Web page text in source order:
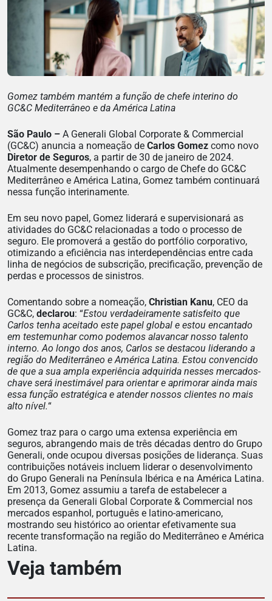
Gomez também mantém a função de chefe interino do
GC&C Mediterrâneo e da América Latina
São Paulo – A Generali Global Corporate & Commercial
(GC&C) anuncia a nomeação de Carlos Gomez como novo
Diretor de Seguros, a partir de 30 de janeiro de 2024.
Atualmente desempenhando o cargo de Chefe do GC&C
Mediterrâneo e América Latina, Gomez também continuará
nessa função interinamente.
Em seu novo papel, Gomez liderará e supervisionará as
atividades do GC&C relacionadas a todo o processo de
seguro. Ele promoverá a gestão do portfólio corporativo,
otimizando a eficiência nas interdependências entre cada
linha de negócios de subscrição, precificação, prevenção de
perdas e processos de sinistros.
Comentando sobre a nomeação, Christian Kanu, CEO da
GC&C, declarou: “Estou verdadeiramente satisfeito que
Carlos tenha aceitado este papel global e estou encantado
em testemunhar como podemos alavancar nosso talento
interno. Ao longo dos anos, Carlos se destacou liderando a
região do Mediterrâneo e América Latina. Estou convencido
de que a sua ampla experiência adquirida nesses mercados-
chave será inestimável para orientar e aprimorar ainda mais
essa função estratégica e atender nossos clientes no mais
alto nível.“
Gomez traz para o cargo uma extensa experiência em
seguros, abrangendo mais de três décadas dentro do Grupo
Generali, onde ocupou diversas posições de liderança. Suas
contribuições notáveis incluem liderar o desenvolvimento
do Grupo Generali na Península Ibérica e na América Latina.
Em 2013, Gomez assumiu a tarefa de estabelecer a
presença da Generali Global Corporate & Commercial nos
mercados espanhol, português e latino-americano,
mostrando seu histórico ao orientar efetivamente sua
recente transformação na região do Mediterrâneo e América
Latina.
Veja também